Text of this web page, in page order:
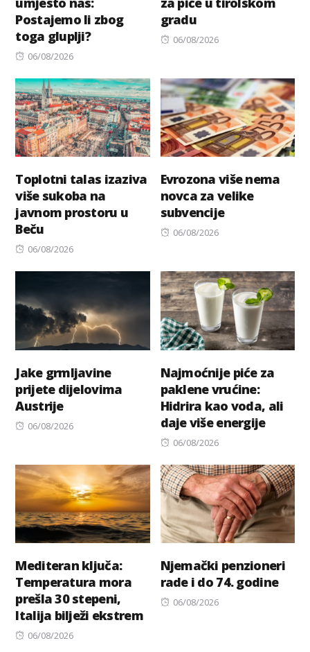
Postajemo li zbog
toga gluplji?
Posted
06/08/2026
gradu
Posted
06/08/2026
Toplotni talas izaziva
više sukoba na
javnom prostoru u
Beču
Posted
06/08/2026
Evrozona više nema
novca za velike
subvencije
Posted
06/08/2026
Jake grmljavine
prijete dijelovima
Austrije
Posted
06/08/2026
Najmoćnije piće za
paklene vrućine:
Hidrira kao voda, ali
daje više energije
Posted
06/08/2026
Mediteran ključa:
Temperatura mora
prešla 30 stepeni,
Italija bilježi ekstrem
Posted
06/08/2026
Njemački penzioneri
rade i do 74. godine
Posted
06/08/2026